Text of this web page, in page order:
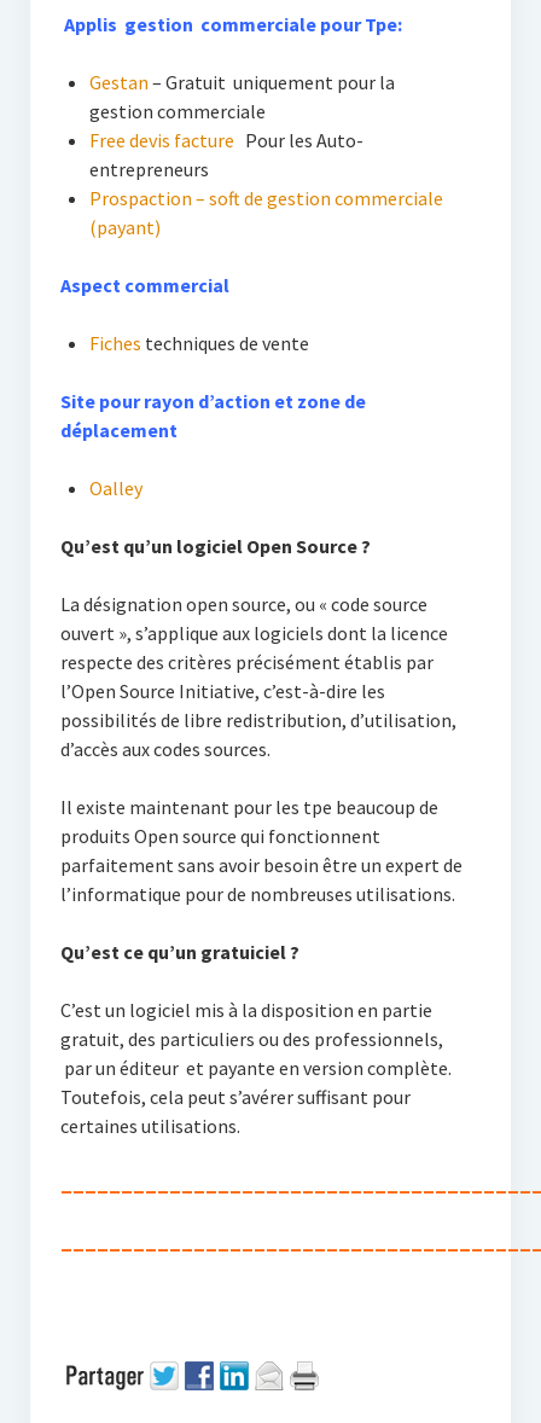
Applis gestion commerciale pour Tpe:
Gestan – Gratuit uniquement pour la
gestion commerciale
Free devis facture Pour les Auto-
entrepreneurs
Prospaction – soft de gestion commerciale
(payant)
Aspect commercial
Fiches techniques de vente
Site pour rayon d’action et zone de
déplacement
Oalley
Qu’est qu’un logiciel Open Source ?
La désignation open source, ou « code source
ouvert », s’applique aux logiciels dont la licence
respecte des critères précisément établis par
l’Open Source Initiative, c’est-à-dire les
possibilités de libre redistribution, d’utilisation,
d’accès aux codes sources.
Il existe maintenant pour les tpe beaucoup de
produits Open source qui fonctionnent
parfaitement sans avoir besoin être un expert de
l’informatique pour de nombreuses utilisations.
Qu’est ce qu’un gratuiciel ?
C’est un logiciel mis à la disposition en partie
gratuit, des particuliers ou des professionnels,
par un éditeur et payante en version complète.
Toutefois, cela peut s’avérer suffisant pour
certaines utilisations.